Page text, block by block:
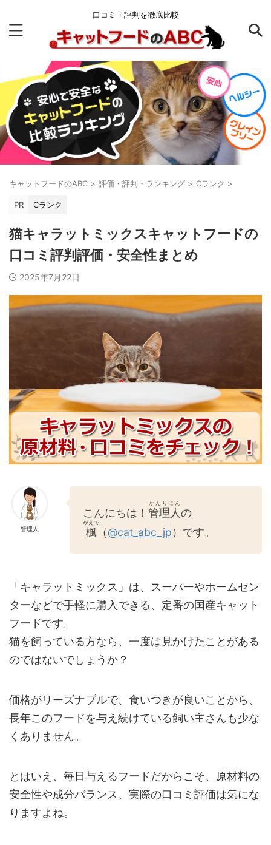
口コミ・評判を徹底比較
キャットフードのABC > 評価・評判・ランキング > Cランク >
PR Cランク
猫キャラットミックスキャットフードの
口コミ評判評価・安全性まとめ
2025年7月22日
管理人
こんにちは！管理人
かんりにん
の
楓
かえで
（@cat_abc_jp）です。
「キャラットミックス」は、スーパーやホームセン
ターなどで手軽に購入できる、定番の国産キャット
フードです。
猫を飼っている方なら、一度は見かけたことがある
のではないでしょうか？
価格がリーズナブルで、食いつきが良いことから、
長年このフードを与え続けている飼い主さんも少な
くありません。
とはいえ、毎日与えるフードだからこそ、原材料の
安全性や成分バランス、実際の口コミ評価は気にな
りますよね。